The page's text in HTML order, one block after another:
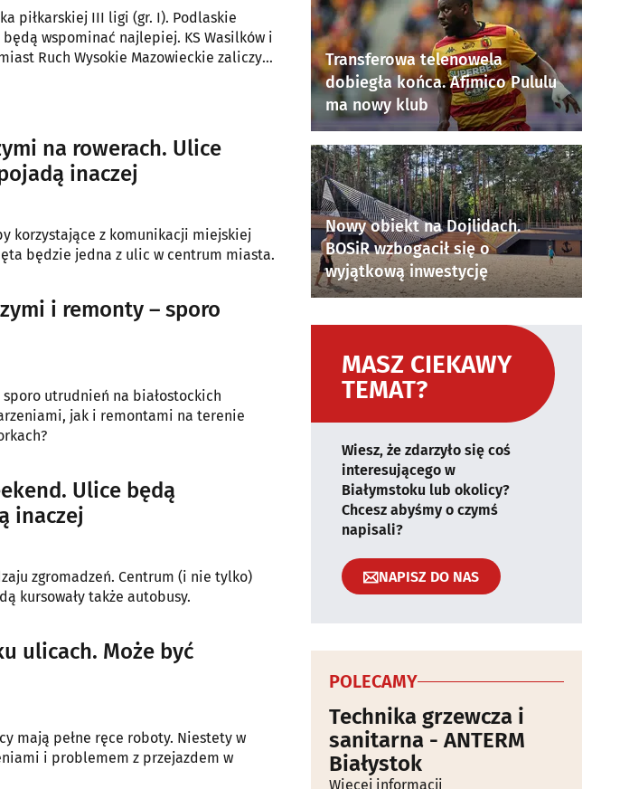
piłkarskiej III ligi (gr. I). Podlaskie
wspominać najlepiej. KS Wasilków i
Ruch Wysokie Mazowieckie zaliczył
na rowerach. Ulice
inaczej
korzystające z komunikacji miejskiej
będzie jedna z ulic w centrum miasta.
i remonty – sporo
utrudnień na białostockich
jak i remontami na terenie
Ulice będą
inaczej
zgromadzeń. Centrum (i nie tylko)
kursowały także autobusy.
ulicach. Może być
mają pełne ręce roboty. Niestety w
i problemem z przejazdem w
Transferowa telenowela
dobiegła końca. Afimico Pululu
ma nowy klub
Nowy obiekt na Dojlidach.
BOSiR wzbogacił się o
wyjątkową inwestycję
MASZ CIEKAWY
TEMAT?
Wiesz, że zdarzyło się coś
interesującego w
Białymstoku lub okolicy?
Chcesz abyśmy o czymś
napisali?
NAPISZ DO NAS
POLECAMY
Technika grzewcza i
sanitarna - ANTERM
Białystok
Więcej informacji